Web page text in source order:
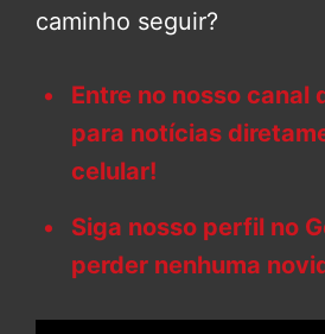
caminho seguir?
Entre no nosso canal
para notícias
celular!
Siga nosso perfil no
perder nenhuma